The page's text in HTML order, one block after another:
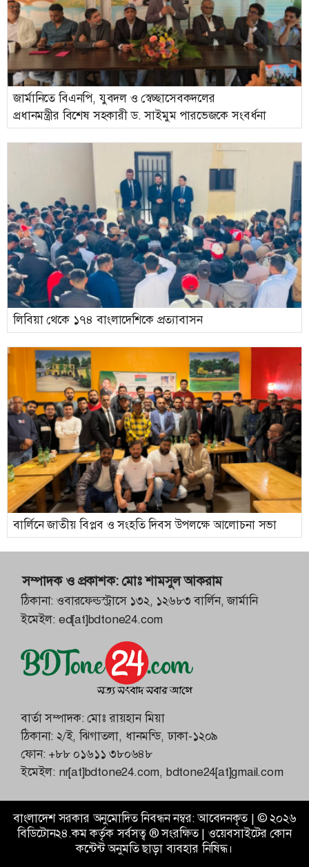
জার্মানিতে বিএনপি, যুবদল ও স্বেচ্ছাসেবকদলের
প্রধানমন্ত্রীর বিশেষ সহকারী ড. সাইমুম পারভেজকে সংবর্ধনা
লিবিয়া থেকে ১৭৪ বাংলাদেশিকে প্রত্যাবাসন
বার্লিনে জাতীয় বিপ্লব ও সংহতি দিবস উপলক্ষে আলোচনা সভা
সম্পাদক ও প্রকাশক: মোঃ শামসুল আকরাম
ঠিকানা: ওবারফেল্ডস্ট্রাসে ১৩২, ১২৬৮৩ বার্লিন, জার্মানি
ইমেইল: ed[at]bdtone24.com
বার্তা সম্পাদক: মোঃ রায়হান মিয়া
ঠিকানা: ২/ই, ঝিগাতলা, ধানমন্ডি, ঢাকা-১২০৯
ফোন: +৮৮ ০১৬১১ ৩৮০৬৪৮
ইমেইল: nr[at]bdtone24.com, bdtone24[at]gmail.com
বাংলাদেশ সরকার অনুমোদিত নিবন্ধন নম্বর: আবেদনকৃত |©২০২৬
বিডিটোন২৪.কমকর্তৃক সর্বসত্ব ® সংরক্ষিত | ওয়েবসাইটের কোন
কন্টেন্ট অনুমতি ছাড়া ব্যবহার নিষিদ্ধ।